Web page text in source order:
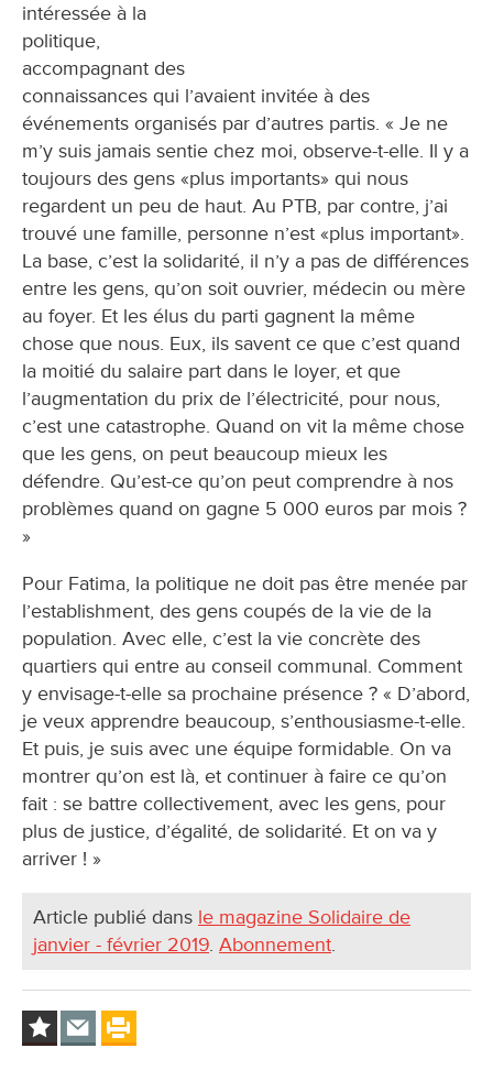
intéressée à la
politique,
accompagnant des
connaissances qui l’avaient invitée à des
événements organisés par d’autres partis. « Je ne
m’y suis jamais sentie chez moi, observe-t-elle. Il y a
toujours des gens «plus importants» qui nous
regardent un peu de haut. Au PTB, par contre, j’ai
trouvé une famille, personne n’est «plus important».
La base, c’est la solidarité, il n’y a pas de différences
entre les gens, qu’on soit ouvrier, médecin ou mère
au foyer. Et les élus du parti gagnent la même
chose que nous. Eux, ils savent ce que c’est quand
la moitié du salaire part dans le loyer, et que
l’augmentation du prix de l’électricité, pour nous,
c’est une catastrophe. Quand on vit la même chose
que les gens, on peut beaucoup mieux les
défendre. Qu’est-ce qu’on peut comprendre à nos
problèmes quand on gagne 5 000 euros par mois ?
»
Pour Fatima, la politique ne doit pas être menée par
l’establishment, des gens coupés de la vie de la
population. Avec elle, c’est la vie concrète des
quartiers qui entre au conseil communal. Comment
y envisage-t-elle sa prochaine présence ? « D’abord,
je veux apprendre beaucoup, s’enthousiasme-t-elle.
Et puis, je suis avec une équipe formidable. On va
montrer qu’on est là, et continuer à faire ce qu’on
fait : se battre collectivement, avec les gens, pour
plus de justice, d’égalité, de solidarité. Et on va y
arriver ! »
Article publié dans le magazine Solidaire de
janvier - février 2019. Abonnement.